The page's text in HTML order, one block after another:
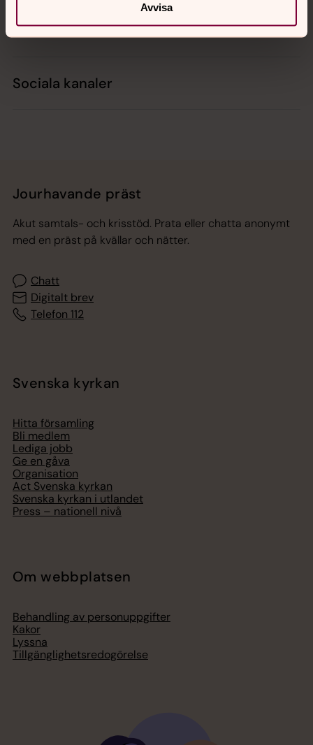
Avvisa
Hitta snabbt
Sociala kanaler
Jourhavande präst
Akut samtals- och krisstöd. Prata eller chatta anonymt
med en präst på kvällar och nätter.
Chatt
Digitalt brev
Telefon 112
Svenska kyrkan
Hitta församling
Bli medlem
Lediga jobb
Ge en gåva
Organisation
Act Svenska kyrkan
Svenska kyrkan i utlandet
Press – nationell nivå
Om webbplatsen
Behandling av personuppgifter
Kakor
Lyssna
Tillgänglighetsredogörelse